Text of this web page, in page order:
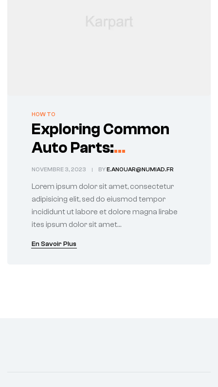
HOW TO
Exploring Common
Auto Parts:
Functions and Uses
NOVEMBRE 3, 2023 BYE.ANOUAR@NUMIAD.FR
Lorem ipsum dolor sit amet, consectetur
adipisicing elit, sed do eiusmod tempor
incididunt ut labore et dolore magna lirabe
ites ipsum dolor sit amet…
En Savoir Plus